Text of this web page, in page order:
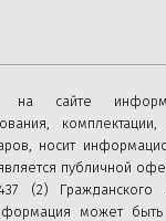
на сайте
носит
публичной
(2) Гражданского
может